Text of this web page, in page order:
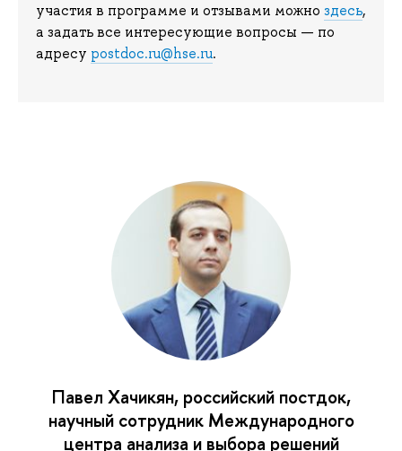
участия в программе и отзывами можно здесь,
а задать все интересующие вопросы — по
адресу postdoc.ru@hse.ru.
Павел Хачикян, российский постдок,
научный сотрудник Международного
центра анализа и выбора решений